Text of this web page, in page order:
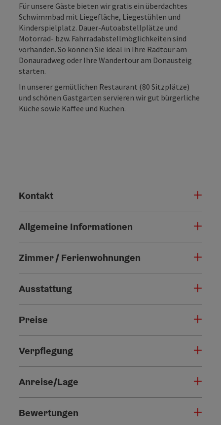
Für unsere Gäste bieten wir gratis ein überdachtes
Schwimmbad mit Liegefläche, Liegestühlen und
Kinderspielplatz. Dauer-Autoabstellplätze und
Motorrad- bzw. Fahrradabstellmöglichkeiten sind
vorhanden. So können Sie ideal in Ihre Radtour am
Donauradweg oder Ihre Wandertour am Donausteig
starten.
In unserer gemütlichen Restaurant (80 Sitzplätze)
und schönen Gastgarten servieren wir gut bürgerliche
Küche sowie Kaffee und Kuchen.
Kontakt
Allgemeine Informationen
Zimmer / Ferienwohnungen
Ausstattung
Preise
Verpflegung
Anreise/Lage
Bewertungen